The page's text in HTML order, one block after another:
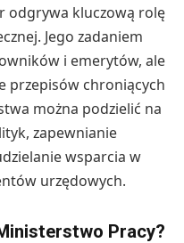
odgrywa kluczową rolę
Jego zadaniem
i emerytów, ale
przepisów chroniących
można podzielić na
zapewnianie
wsparcia w
urzędowych.
Pracy?